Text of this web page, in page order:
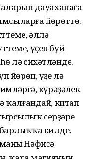
дауаханаға
йөрөттө.
әллә
үҫеп буй
лә сихәтләнде.
йөрөп, үҙе лә
күрәҙәлек
ҡалғандай, китап
серҙәре
килде.
Нәфисә